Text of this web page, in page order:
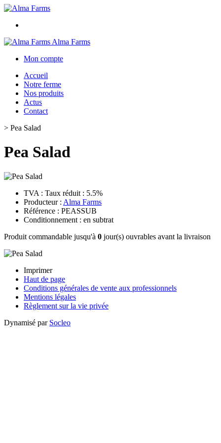
Alma Farms
Mon compte
Accueil
Notre ferme
Nos produits
Actus
Contact
> Pea Salad
Pea Salad
TVA : Taux réduit : 5.5%
Producteur : Alma Farms
Référence : PEASSUB
Conditionnement : en subtrat
Produit commandable jusqu'à 0 jour(s) ouvrables avant la livraison
Imprimer
Haut de page
Conditions générales de vente aux professionnels
Mentions légales
Règlement sur la vie privée
Dynamisé par Socleo